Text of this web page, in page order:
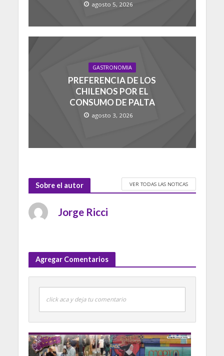
agosto 5, 2026
GASTRONOMIA
PREFERENCIA DE LOS
CHILENOS POR EL
CONSUMO DE PALTA
agosto 3, 2026
Sobre el autor VER TODAS LAS NOTICAS
Jorge Ricci
Agregar Comentarios
click aca y deja tu comentario